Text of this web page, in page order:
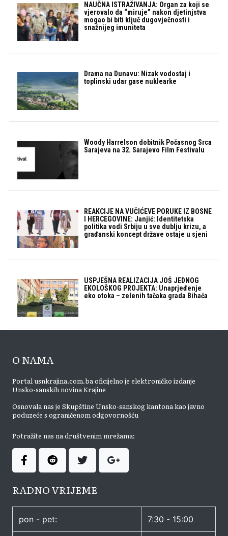
NAUČNA ISTRAŽIVANJA: Organ za koji se
vjerovalo da “miruje” nakon djetinjstva
mogao bi biti ključ dugovječnosti i
snažnijeg imuniteta
Drama na Dunavu: Nizak vodostaj i
toplinski udar gase nuklearke
Woody Harrelson dobitnik Počasnog Srca
Sarajeva na 32. Sarajevo Film Festivalu
REAKCIJE NA VUČIĆEVE PORUKE IZ BOSNE
I HERCEGOVINE: Janjić: Identitetska
politika vodi Srbiju u sve dublju krizu, a
građanski koncept države ostaje u sjeni
USPJEŠNA REALIZACIJA JOŠ JEDNOG
EKOLOŠKOG PROJEKTA: Unaprjeđenje
eko otoka – zelenih tačaka grada Bihaća
O NAMA
Portal usnkrajina.com.ba oficijelno je elektroničko izdanje
Unsko-sanskih novina Krajine
Osnovala nas je Skupštine Unsko-sanskog kantona kao javno
poduzeće s ograničenom odgovornošću
Potražite nas na društvenim mrežama:
RADNO VRIJEME
pon - pet: 7:30 - 15:00